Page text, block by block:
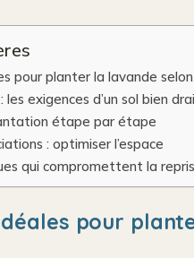
pour planter la lavande
exigences d’un sol bien
étape par étape
: optimiser l’espace
qui compromettent la
pour